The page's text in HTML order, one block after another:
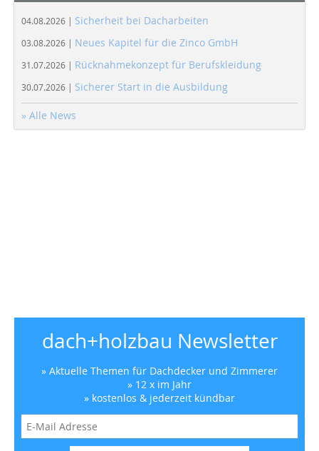
04.08.2026 | Sicherheit bei Dacharbeiten
03.08.2026 | Neues Kapitel für die Zinco GmbH
31.07.2026 | Rücknahmekonzept für Berufskleidung
30.07.2026 | Sicherer Start in die Ausbildung
» Alle News
dach+holzbau Newsletter
» Aktuelle Themen für Dachdecker und Zimmerer
» 12 x im Jahr
» kostenlos & jederzeit kündbar